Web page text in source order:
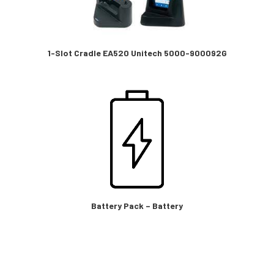
1-Slot Cradle EA520 Unitech 5000-900092G
Battery Pack – Battery